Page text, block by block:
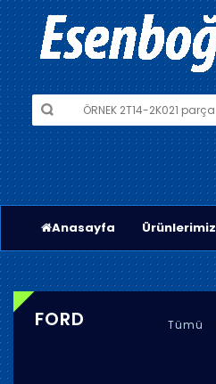
Anasayfa Ürünlerimiz
FORD Tümü